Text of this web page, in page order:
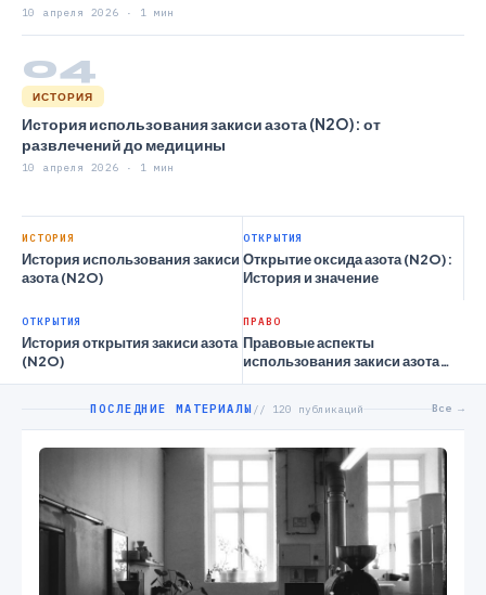
10 апреля 2026 · 1 мин
04
ИСТОРИЯ
История использования закиси азота (N2O): от
развлечений до медицины
10 апреля 2026 · 1 мин
ИСТОРИЯ
История использования закиси
азота (N2O)
ОТКРЫТИЯ
Открытие оксида азота (N2O):
История и значение
ОТКРЫТИЯ
История открытия закиси азота
(N2O)
ПРАВО
Правовые аспекты
использования закиси азота
ПОСЛЕДНИЕ МАТЕРИАЛЫ // 120 публикаций Все →